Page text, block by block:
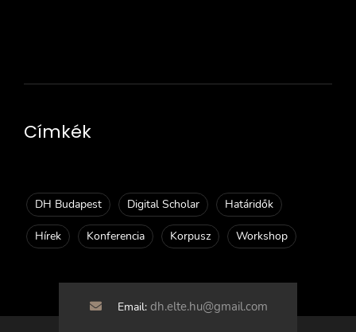
Címkék
DH Budapest Digital Scholar Határidők
Hírek Konferencia Korpusz Workshop
Email: dh.elte.hu@gmail.com